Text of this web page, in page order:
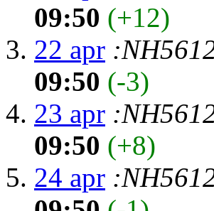
09:50 (+12)
22 apr
09:50 (-3)
23 apr
09:50 (+8)
24 apr